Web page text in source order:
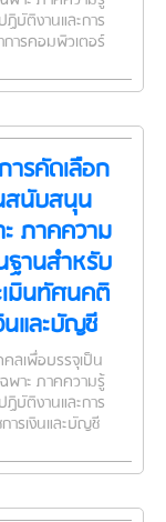
บัติงานและการ
ารคอมพิวเตอร์
ารคัดเลือก
สนับสนุน
ภาคความ
ฐานสำหรับ
มินทัศนคติ
และบัญชี
ลเพื่อบรรจุเป็น
พาะ ภาคความรู้
บัติงานและการ
รเงินและบัญชี